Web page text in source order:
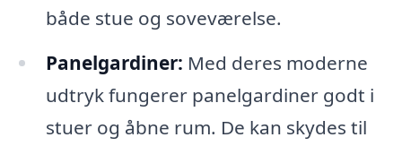
både stue og soveværelse.
Panelgardiner: Med deres moderne
udtryk fungerer panelgardiner godt i
stuer og åbne rum. De kan skydes til